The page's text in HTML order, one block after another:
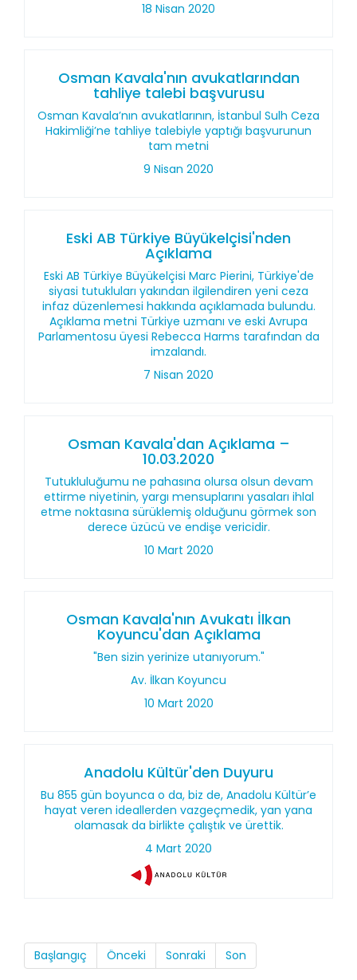
18 Nisan 2020
Osman Kavala'nın avukatlarından
tahliye talebi başvurusu
Osman Kavala’nın avukatlarının, İstanbul Sulh Ceza
Hakimliği’ne tahliye talebiyle yaptığı başvurunun
tam metni
9 Nisan 2020
Eski AB Türkiye Büyükelçisi'nden
Açıklama
Eski AB Türkiye Büyükelçisi Marc Pierini, Türkiye'de
siyasi tutukluları yakından ilgilendiren yeni ceza
infaz düzenlemesi hakkında açıklamada bulundu.
Açıklama metni Türkiye uzmanı ve eski Avrupa
Parlamentosu üyesi Rebecca Harms tarafından da
imzalandı.
7 Nisan 2020
Osman Kavala'dan Açıklama –
10.03.2020
Tutukluluğumu ne pahasına olursa olsun devam
ettirme niyetinin, yargı mensuplarını yasaları ihlal
etme noktasına sürüklemiş olduğunu görmek son
derece üzücü ve endişe vericidir.
10 Mart 2020
Osman Kavala'nın Avukatı İlkan
Koyuncu'dan Açıklama
"Ben sizin yerinize utanıyorum."
Av. İlkan Koyuncu
10 Mart 2020
Anadolu Kültür'den Duyuru
Bu 855 gün boyunca o da, biz de, Anadolu Kültür’e
hayat veren ideallerden vazgeçmedik, yan yana
olamasak da birlikte çalıştık ve ürettik.
4 Mart 2020
Başlangıç Önceki Sonraki Son